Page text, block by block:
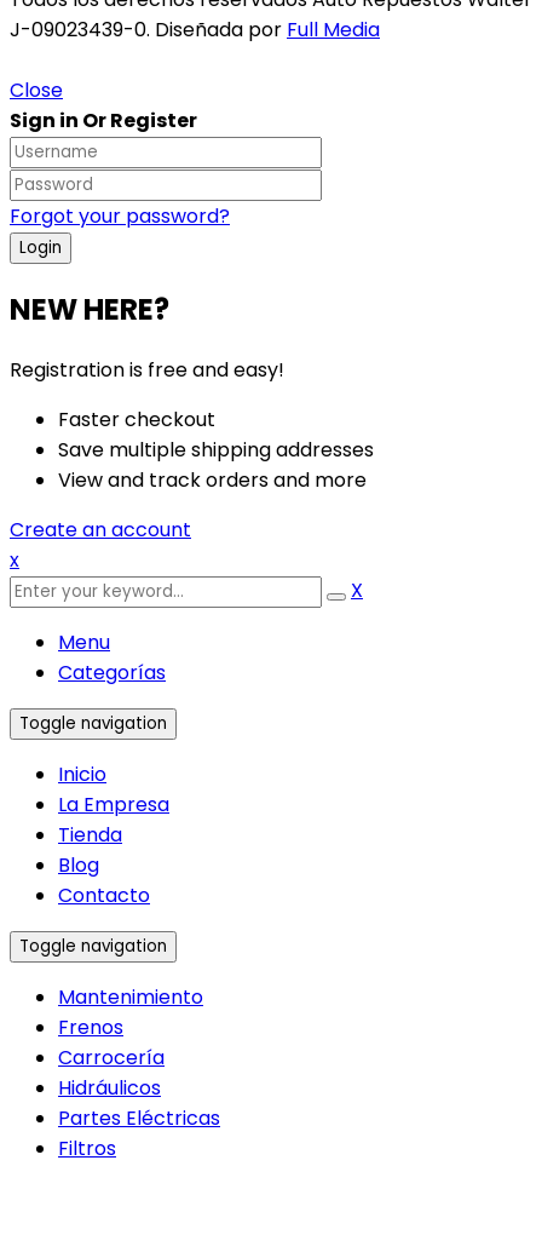
J-09023439-0. Diseñada por Full Media
Close
Sign in Or Register
Forgot your password?
NEW HERE?
Registration is free and easy!
Faster checkout
Save multiple shipping addresses
View and track orders and more
Create an account
x
X
Menu
Categorías
Toggle navigation
Inicio
La Empresa
Tienda
Blog
Contacto
Toggle navigation
Mantenimiento
Frenos
Carrocería
Hidráulicos
Partes Eléctricas
Filtros